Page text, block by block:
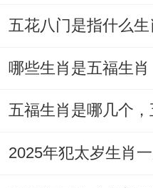
营理念。
这些目标还有理念
方向,夫妻之间能够
2025年犯太岁生肖